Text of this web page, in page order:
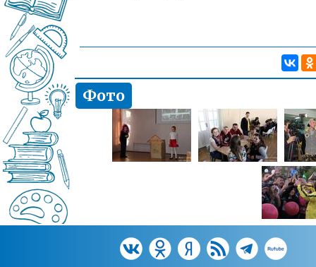
Фото